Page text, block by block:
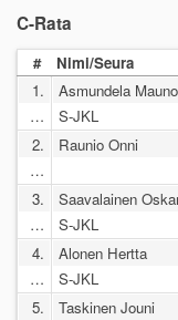
C-Rata
# Nimi/Seura
1.
…
Asmundela Mauno
S-JKL
2.
…
Raunio Onni
3.
…
Saavalainen
S-JKL
4.
…
Alonen Hertta
S-JKL
5.
Taskinen Jouni